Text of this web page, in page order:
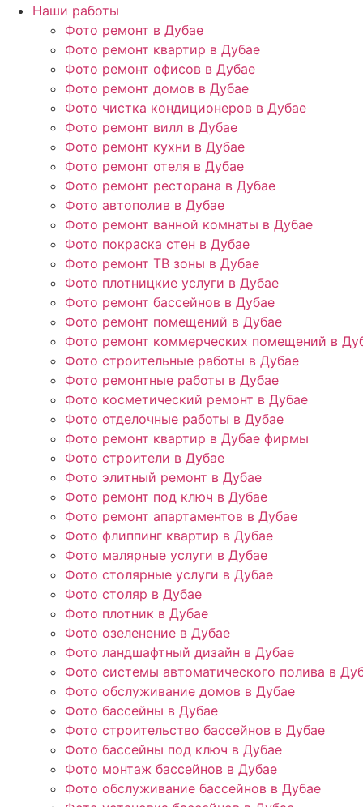
Наши работы
Фото ремонт в Дубае
Фото ремонт квартир в Дубае
Фото ремонт офисов в Дубае
Фото ремонт домов в Дубае
Фото чистка кондиционеров в Дубае
Фото ремонт вилл в Дубае
Фото ремонт кухни в Дубае
Фото ремонт отеля в Дубае
Фото ремонт ресторана в Дубае
Фото автополив в Дубае
Фото ремонт ванной комнаты в Дубае
Фото покраска стен в Дубае
Фото ремонт ТВ зоны в Дубае
Фото плотницкие услуги в Дубае
Фото ремонт бассейнов в Дубае
Фото ремонт помещений в Дубае
Фото ремонт коммерческих помещений в
Фото строительные работы в Дубае
Фото ремонтные работы в Дубае
Фото косметический ремонт в Дубае
Фото отделочные работы в Дубае
Фото ремонт квартир в Дубае фирмы
Фото строители в Дубае
Фото элитный ремонт в Дубае
Фото ремонт под ключ в Дубае
Фото ремонт апартаментов в Дубае
Фото флиппинг квартир в Дубае
Фото малярные услуги в Дубае
Фото столярные услуги в Дубае
Фото столяр в Дубае
Фото плотник в Дубае
Фото озеленение в Дубае
Фото ландшафтный дизайн в Дубае
Фото системы автоматического полива в
Фото обслуживание домов в Дубае
Фото бассейны в Дубае
Фото строительство бассейнов в Дубае
Фото бассейны под ключ в Дубае
Фото монтаж бассейнов в Дубае
Фото обслуживание бассейнов в Дубае